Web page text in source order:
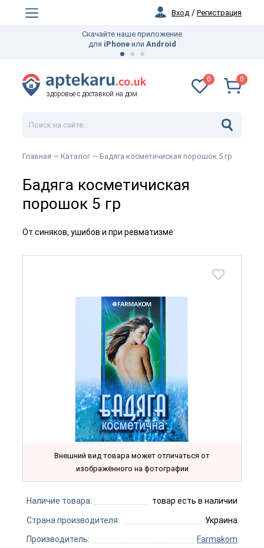
Вход / Регистрация
Скачайте наше приложение
для iPhone или Android
здоровье с доставкой на дом
0 0
Главная — Каталог — Бадяга косметичиская порошок 5 гр
Бадяга косметичиская
порошок 5 гр
От синяков, ушибов и при ревматизме
Внешний вид товара может отличаться от
изображённого на фотографии
Наличие товара: товар есть в наличии
Страна производителя: Украина
Производитель: Farmakom